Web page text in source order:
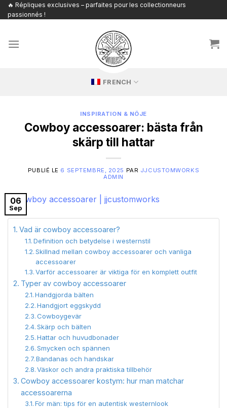
Passer
au
🔥 Répliques exclusives – parfaites pour les collectionneurs
passionnés !
FRENCH
INSPIRATION & NÖJE
Cowboy accessoarer: bästa från
skärp till hattar
PUBLIÉ LE 6 SEPTEMBRE, 2025 PAR JJCUSTOMWORKS
ADMIN
06
Sep
Vad är cowboy accessoarer?
Definition och betydelse i westernstil
Skillnad mellan cowboy accessoarer och vanliga
accessoarer
Varför accessoarer är viktiga för en komplett outfit
Typer av cowboy accessoarer
Handgjorda bälten
Handgjort eggskydd
Cowboygevär
Skärp och bälten
Hattar och huvudbonader
Smycken och spännen
Bandanas och handskar
Väskor och andra praktiska tillbehör
Cowboy accessoarer kostym: hur man matchar
accessoarerna
För män: tips för en autentisk westernlook